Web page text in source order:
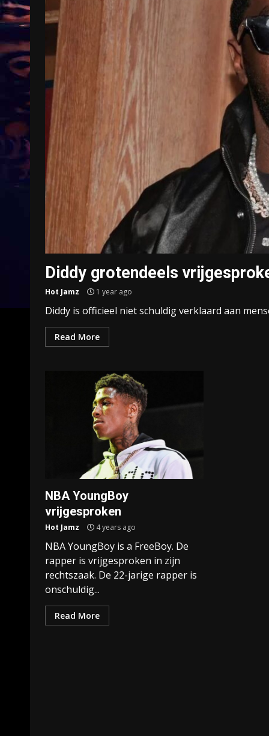
Diddy grotendeels
Hot Jamz 1 year ago
Diddy is officieel niet schuldig verklaard aan
Read More
NBA YoungBoy
vrijgesproken
Hot Jamz 4 years ago
NBA YoungBoy is a FreeBoy. De
rapper is vrijgesproken in zijn
rechtszaak. De 22-jarige rapper is
onschuldig...
Read More
Treinkaartjes worden duurder,
abonnementen verdwijnen
9 months ago